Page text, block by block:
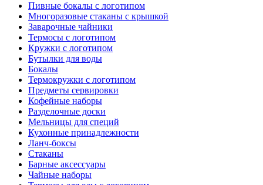
Пивные бокалы с логотипом
Многоразовые стаканы с крышкой
Заварочные чайники
Термосы с логотипом
Кружки с логотипом
Бутылки для воды
Бокалы
Термокружки с логотипом
Предметы сервировки
Кофейные наборы
Разделочные доски
Мельницы для специй
Кухонные принадлежности
Ланч-боксы
Стаканы
Барные аксессуары
Чайные наборы